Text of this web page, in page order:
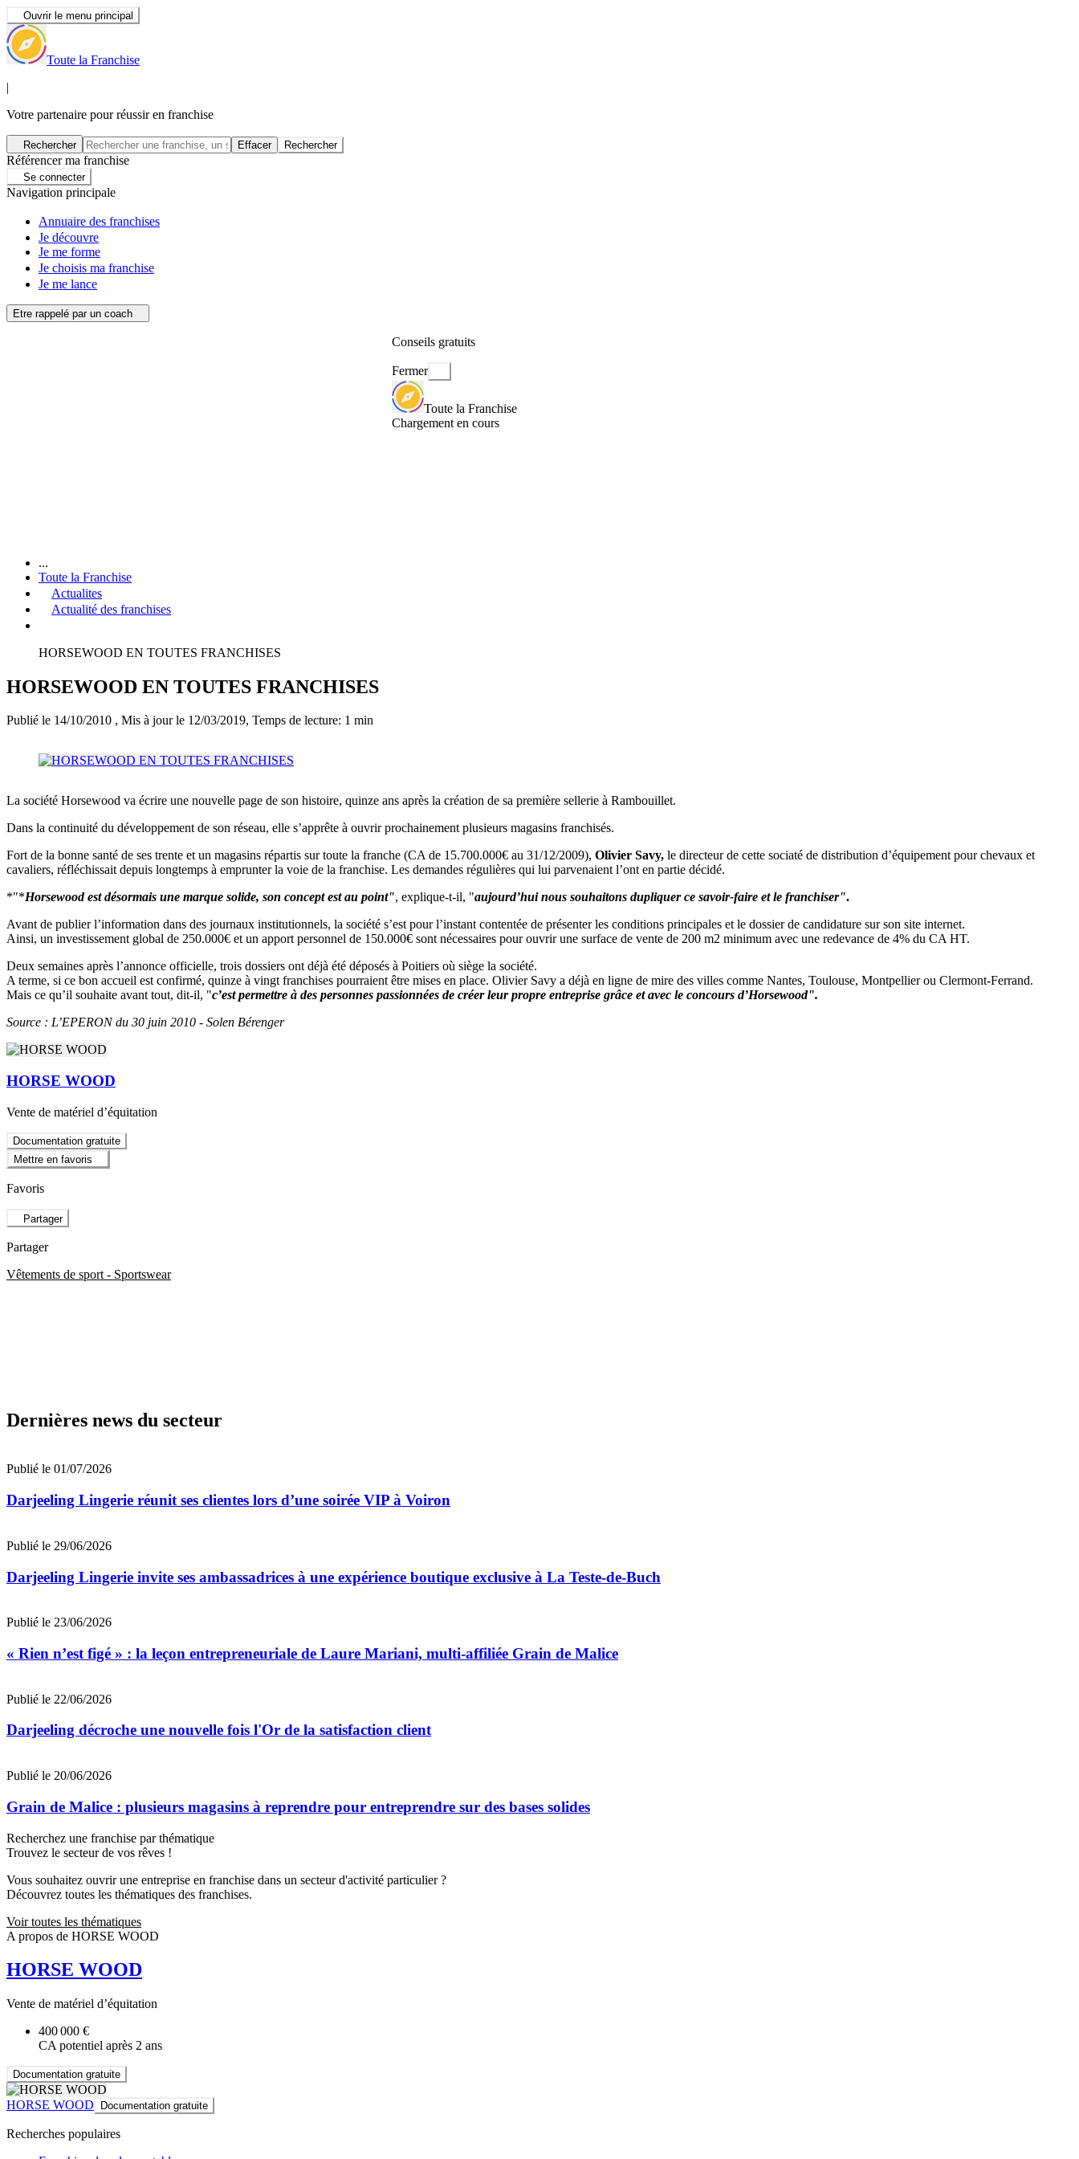
Ouvrir le menu principal
Toute la Franchise
|
Votre partenaire pour réussir en franchise
Rechercher Effacer Rechercher
Référencer ma franchise
Se connecter
Navigation principale
Annuaire des franchises
Je découvre
Je me forme
Je choisis ma franchise
Je me lance
Etre rappelé par un coach
Conseils gratuits
Fermer
Toute la Franchise
Chargement en cours
...
Toute la Franchise
Actualites
Actualité des franchises
HORSEWOOD EN TOUTES FRANCHISES
HORSEWOOD EN TOUTES FRANCHISES
Publié le 14/10/2010 , Mis à jour le 12/03/2019, Temps de lecture: 1 min
La société Horsewood va écrire une nouvelle page de son histoire, quinze ans après la création de sa première sellerie à Rambouillet.
Dans la continuité du développement de son réseau, elle s’apprête à ouvrir prochainement plusieurs magasins franchisés.
Fort de la bonne santé de ses trente et un magasins répartis sur toute la franche (CA de 15.700.000€ au 31/12/2009), Olivier Savy, le directeur de cette sociaté de distribution d’équipement pour chevaux et
cavaliers, réfléchissait depuis longtemps à emprunter la voie de la franchise. Les demandes régulières qui lui parvenaient l’ont en partie décidé.
*"*Horsewood est désormais une marque solide, son concept est au point", explique-t-il, "aujourd’hui nous souhaitons dupliquer ce savoir-faire et le franchiser".
Avant de publier l’information dans des journaux institutionnels, la société s’est pour l’instant contentée de présenter les conditions principales et le dossier de candidature sur son site internet.
Ainsi, un investissement global de 250.000€ et un apport personnel de 150.000€ sont nécessaires pour ouvrir une surface de vente de 200 m2 minimum avec une redevance de 4% du CA HT.
Deux semaines après l’annonce officielle, trois dossiers ont déjà été déposés à Poitiers où siège la société.
A terme, si ce bon accueil est confirmé, quinze à vingt franchises pourraient être mises en place. Olivier Savy a déjà en ligne de mire des villes comme Nantes, Toulouse, Montpellier ou Clermont-Ferrand.
Mais ce qu’il souhaite avant tout, dit-il, "c’est permettre à des personnes passionnées de créer leur propre entreprise grâce et avec le concours d’Horsewood".
Source : L’EPERON du 30 juin 2010 - Solen Bérenger
HORSE WOOD
Vente de matériel d’équitation
Documentation gratuite
Mettre en favoris
Favoris
Partager
Partager
Vêtements de sport - Sportswear
Dernières news du secteur
Publié le 01/07/2026
Darjeeling Lingerie réunit ses clientes lors d’une soirée VIP à Voiron
Publié le 29/06/2026
Darjeeling Lingerie invite ses ambassadrices à une expérience boutique exclusive à La Teste-de-Buch
Publié le 23/06/2026
« Rien n’est figé » : la leçon entrepreneuriale de Laure Mariani, multi-affiliée Grain de Malice
Publié le 22/06/2026
Darjeeling décroche une nouvelle fois l'Or de la satisfaction client
Publié le 20/06/2026
Grain de Malice : plusieurs magasins à reprendre pour entreprendre sur des bases solides
Recherchez une franchise par thématique
Trouvez le secteur de vos rêves !
Vous souhaitez ouvrir une entreprise en franchise dans un secteur d'activité particulier ?
Découvrez toutes les thématiques des franchises.
Voir toutes les thématiques
A propos de HORSE WOOD
HORSE WOOD
Vente de matériel d’équitation
400 000 €
CA potentiel après 2 ans
Documentation gratuite
HORSE WOOD Documentation gratuite
Recherches populaires